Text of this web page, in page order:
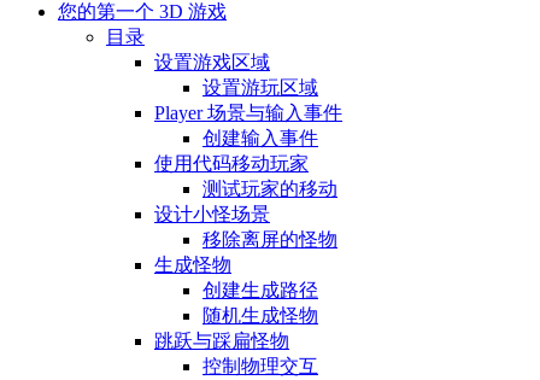
您的第一个 3D 游戏
目录
设置游戏区域
设置游玩区域
Player 场景与输入事件
创建输入事件
使用代码移动玩家
测试玩家的移动
设计小怪场景
移除离屏的怪物
生成怪物
创建生成路径
随机生成怪物
跳跃与踩扁怪物
控制物理交互